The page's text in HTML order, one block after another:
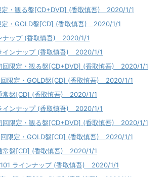
定・観る盤[CD+DVD] (香取慎吾) 2020/1/1
定・GOLD盤[CD] (香取慎吾) 2020/1/1
ナップ (香取慎吾) 2020/1/1
インナップ (香取慎吾) 2020/1/1
回限定・観る盤[CD+DVD] (香取慎吾) 2020/1/1
限定・GOLD盤[CD] (香取慎吾) 2020/1/1
常盤[CD] (香取慎吾) 2020/1/1
インナップ (香取慎吾) 2020/1/1
回限定・観る盤[CD+DVD] (香取慎吾) 2020/1/1
限定・GOLD盤[CD] (香取慎吾) 2020/1/1
常盤[CD] (香取慎吾) 2020/1/1
ラインナップ (香取慎吾) 2020/1/1